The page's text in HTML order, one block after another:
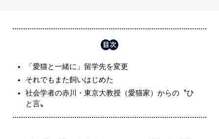
「愛猫と一緒に」留学先を変更
それでもまた飼いはじめた
社会学者の赤川・東京大教授（愛猫家）からの〝ひ
と言〟